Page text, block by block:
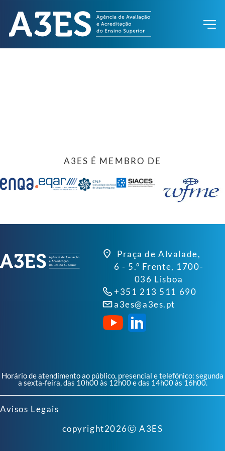
A3ES É MEMBRO DE
Praça de Alvalade,
6 - 5.º Frente, 1700-
036 Lisboa
+351 213 511 690
a3es@a3es.pt
Horário de atendimento ao público, presencial e telefónico: segunda
a sexta-feira, das 10h00 às 12h00 e das 14h00 às 16h00.
Avisos Legais
copyright2026ⓒ A3ES